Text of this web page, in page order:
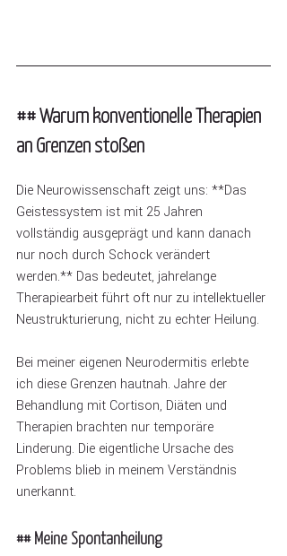
## Warum konventionelle Therapien
an Grenzen stoßen
Die Neurowissenschaft zeigt uns: **Das
Geistessystem ist mit 25 Jahren
vollständig ausgeprägt und kann danach
nur noch durch Schock verändert
werden.** Das bedeutet, jahrelange
Therapiearbeit führt oft nur zu intellektueller
Neustrukturierung, nicht zu echter Heilung.
Bei meiner eigenen Neurodermitis erlebte
ich diese Grenzen hautnah. Jahre der
Behandlung mit Cortison, Diäten und
Therapien brachten nur temporäre
Linderung. Die eigentliche Ursache des
Problems blieb in meinem Verständnis
unerkannt.
## Meine Spontanheilung